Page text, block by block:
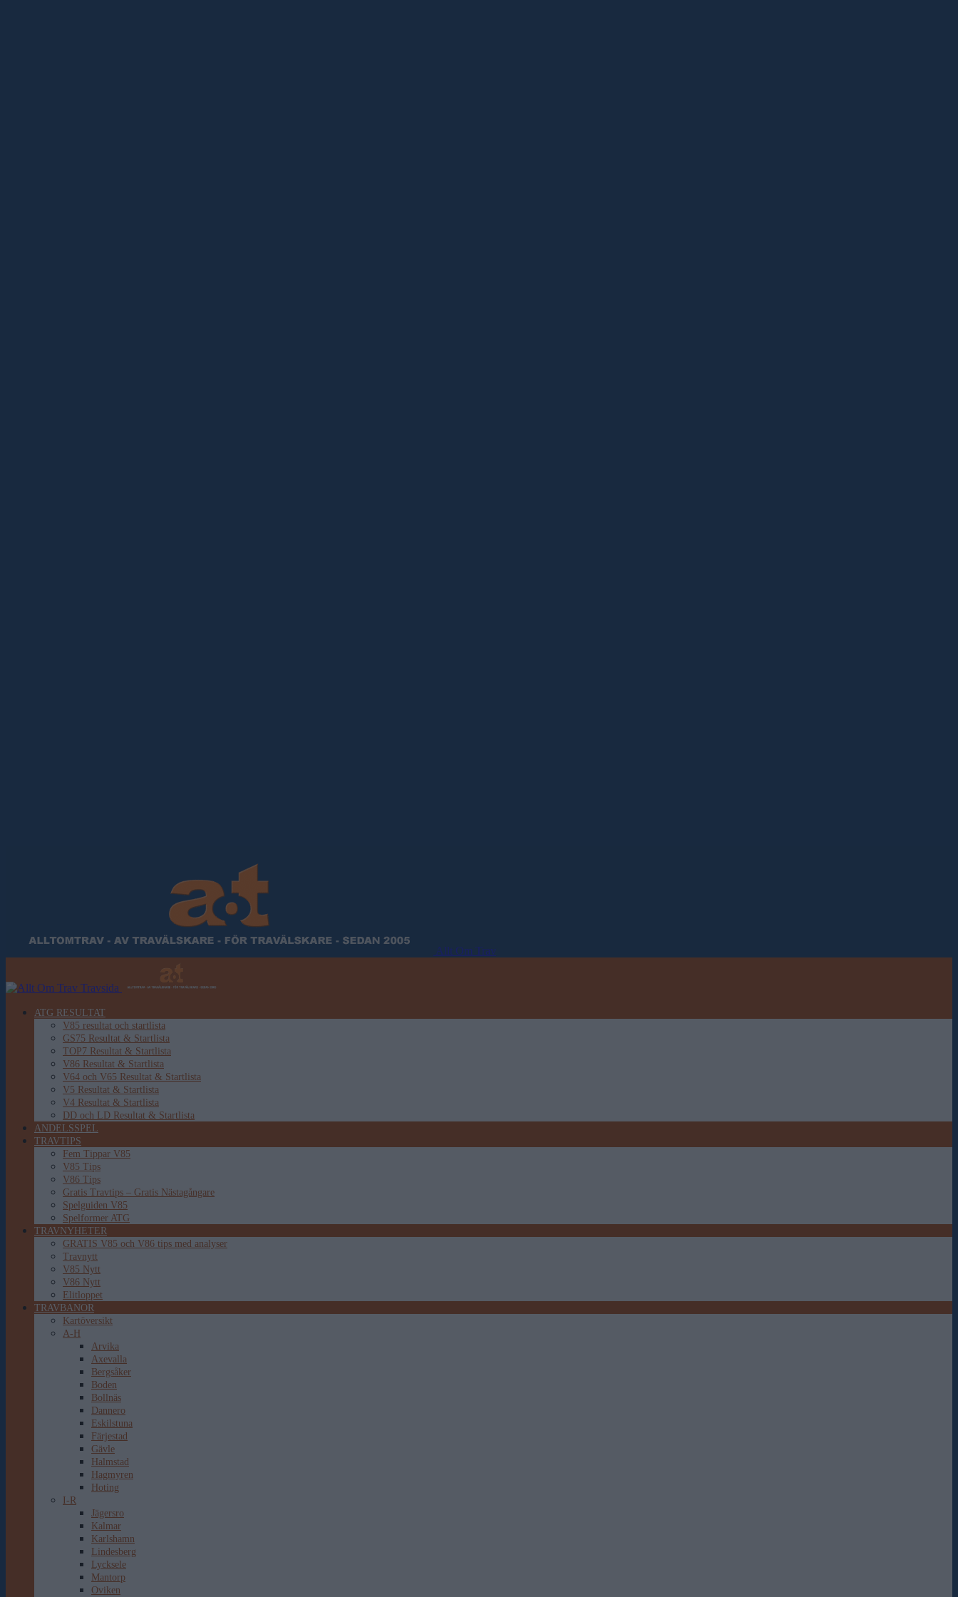
Allt Om Trav
ATG RESULTAT
V85 resultat och startlista
GS75 Resultat & Startlista
TOP7 Resultat & Startlista
V86 Resultat & Startlista
V64 och V65 Resultat & Startlista
V5 Resultat & Startlista
V4 Resultat & Startlista
DD och LD Resultat & Startlista
ANDELSSPEL
TRAVTIPS
Fem Tippar V85
V85 Tips
V86 Tips
Gratis Travtips – Gratis Nästagångare
Spelguiden V85
Spelformer ATG
TRAVNYHETER
GRATIS V85 och V86 tips med analyser
Travnytt
V85 Nytt
V86 Nytt
Elitloppet
TRAVBANOR
Kartöversikt
A-H
Arvika
Axevalla
Bergsåker
Boden
Bollnäs
Dannero
Eskilstuna
Färjestad
Gävle
Halmstad
Hagmyren
Hoting
I-R
Jägersro
Kalmar
Karlshamn
Lindesberg
Lycksele
Mantorp
Oviken